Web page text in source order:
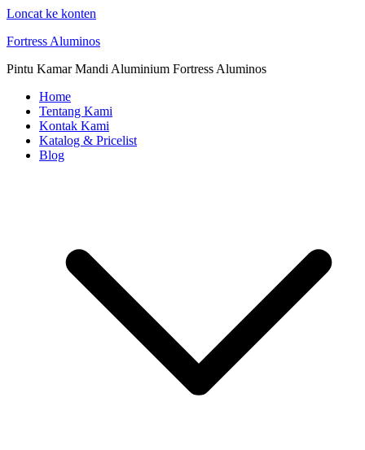
Loncat ke konten
Fortress Aluminos
Pintu Kamar Mandi Aluminium Fortress Aluminos
Home
Tentang Kami
Kontak Kami
Katalog & Pricelist
Blog